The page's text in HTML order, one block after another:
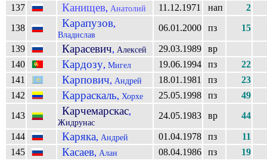
137
Канищев, Анатолий 11.12.1971 нап
2
138
Карапузов,
Владислав
06.01.2000 пз 15
139 Карасевич, Алексей 29.03.1989
вр
140
Кардозу, Мигел 19.06.1994 пз
22
141
Карпович, Андрей 18.01.1981 пз
23
142
Карраскаль, Хорхе 25.05.1998 пз
49
143
Карчемарскас,
Жидрунас
24.05.1983 вр 44
144 Каряка, Андрей 01.04.1978 пз
11
145
Касаев, Алан 08.04.1986 пз
19